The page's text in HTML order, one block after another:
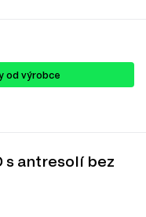
od výrobce
s antresolí bez